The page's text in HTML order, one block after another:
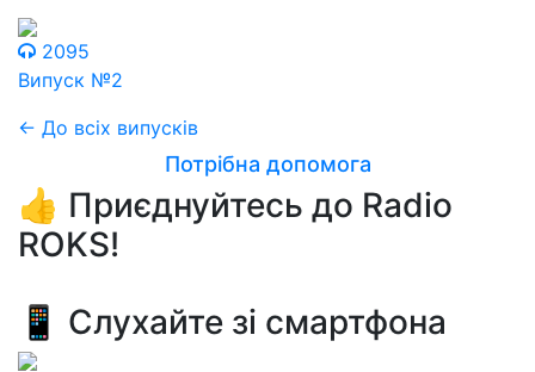
2095
Випуск №2
← До всіх випусків
Потрібна допомога
👍 Приєднуйтесь до Radio
ROKS!
📱 Слухайте зі смартфона